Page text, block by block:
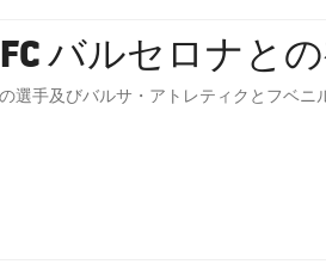
バルセロナと
選手及びバルサ・アトレティクとフベ